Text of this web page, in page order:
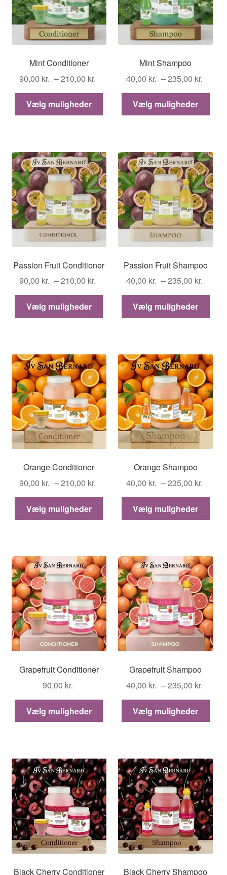
Mint Conditioner
90,00 kr. –210,00 kr.
Prisinterval:
90,00 kr.
210,00 kr.
Vælg muligheder
varianter.
Mulighederne
kan
vælges
på
varesiden
Mint Shampoo
40,00 kr. –235,00 kr.
40,00
Vælg muligheder
kan
på
Passion Fruit Conditioner
90,00 kr. –210,00 kr.
Prisinterval:
90,00 kr.
210,00 kr.
Vælg muligheder
varianter.
Mulighederne
kan
vælges
på
varesiden
Passion Fruit Shampoo
40,00 kr. –235,00 kr.
40,00
Vælg muligheder
kan
på
Orange Conditioner
90,00 kr. –210,00 kr.
Prisinterval:
90,00 kr.
210,00 kr.
Vælg muligheder
varianter.
Mulighederne
kan
vælges
på
varesiden
Orange Shampoo
40,00 kr. –235,00 kr.
40,00
Vælg muligheder
kan
på
Grapefruit Conditioner
90,00 kr.
Vælg muligheder
varianter.
Mulighederne
kan
vælges
på
varesiden
Grapefruit Shampoo
40,00 kr. –235,00 kr.
40,00
Vælg muligheder
kan
på
Black Cherry Conditioner Black Cherry Shampoo